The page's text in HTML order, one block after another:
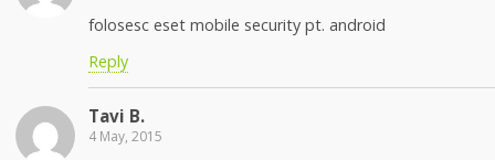
folosesc eset mobile security pt. android
Reply
Tavi B.
4 May, 2015